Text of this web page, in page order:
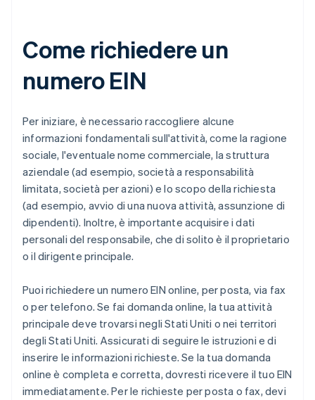
Come richiedere un
numero EIN
Per iniziare, è necessario raccogliere alcune
informazioni fondamentali sull'attività, come la ragione
sociale, l'eventuale nome commerciale, la struttura
aziendale (ad esempio, società a responsabilità
limitata, società per azioni) e lo scopo della richiesta
(ad esempio, avvio di una nuova attività, assunzione di
dipendenti). Inoltre, è importante acquisire i dati
personali del responsabile, che di solito è il proprietario
o il dirigente principale.
Puoi richiedere un numero EIN online, per posta, via fax
o per telefono. Se fai domanda online, la tua attività
principale deve trovarsi negli Stati Uniti o nei territori
degli Stati Uniti. Assicurati di seguire le istruzioni e di
inserire le informazioni richieste. Se la tua domanda
online è completa e corretta, dovresti ricevere il tuo EIN
immediatamente. Per le richieste per posta o fax, devi